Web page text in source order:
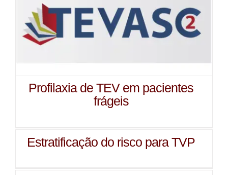
Profilaxia de TEV em pacientes
frágeis
Estratificação do risco para TVP